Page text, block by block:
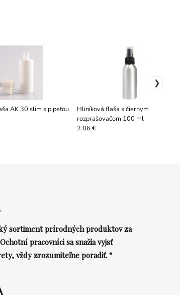
AK 30 slim s pipetou
Hliníková fľaša s čiernym
rozprašovačom 100 ml
2.86 €
sortiment prírodných produktov za
pracovníci sa snažia vyjsť
vždy zrozumiteľne poradiť. “